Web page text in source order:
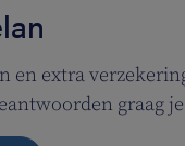
en extra
graag